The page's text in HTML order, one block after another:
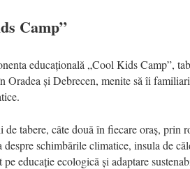
Camp”
educațională „Cool Kids Camp”,
Oradea și Debrecen, menite să îi
tabere, câte două în fiecare oraș, prin
schimbările climatice, insula de
educație ecologică și adaptare